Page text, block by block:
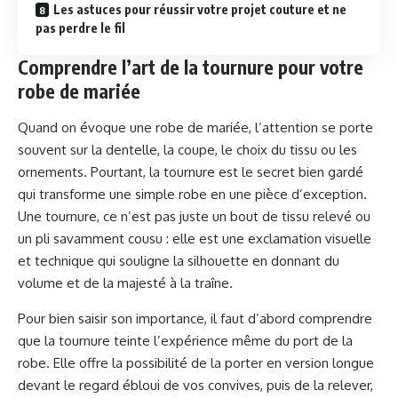
Les astuces pour réussir votre projet couture et ne
pas perdre le fil
Comprendre l’art de la tournure pour votre
robe de mariée
Quand on évoque une robe de mariée, l’attention se porte
souvent sur la dentelle, la coupe, le choix du tissu ou les
ornements. Pourtant, la tournure est le secret bien gardé
qui transforme une simple robe en une pièce d’exception.
Une tournure, ce n’est pas juste un bout de tissu relevé ou
un pli savamment cousu : elle est une exclamation visuelle
et technique qui souligne la silhouette en donnant du
volume et de la majesté à la traîne.
Pour bien saisir son importance, il faut d’abord comprendre
que la tournure teinte l’expérience même du port de la
robe. Elle offre la possibilité de la porter en version longue
devant le regard ébloui de vos convives, puis de la relever,